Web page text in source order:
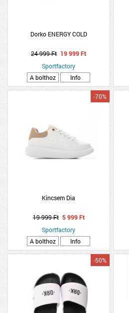
Dorko ENERGY COLD
24 999 Ft 19 999 Ft
Sportfactory
A bolthoz
Info
Kincsem Dia
-70%
19 999 Ft 5 999 Ft
Sportfactory
A bolthoz
Info
-50%